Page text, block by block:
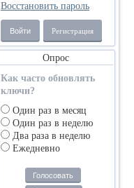
Восстановить пароль
Войти Регистрация
Опрос
Как часто обновлять
ключи?
Один раз в месяц
Один раз в неделю
Два раза в неделю
Ежедневно
Голосовать